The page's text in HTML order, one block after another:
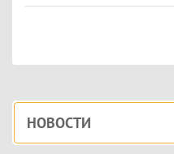
Боковая
панель
НОВОСТИ